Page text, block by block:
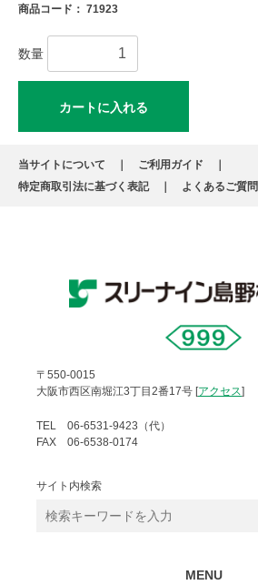
商品コード： 71923
数量
カートに入れる
当サイトについて
ご利用ガイド
特定商取引法に基づく表記
よくあるご質問
〒550-0015
大阪市西区南堀江3丁目2番17号 [アクセス]
TEL 06-6531-9423（代）
FAX 06-6538-0174
サイト内検索
MENU